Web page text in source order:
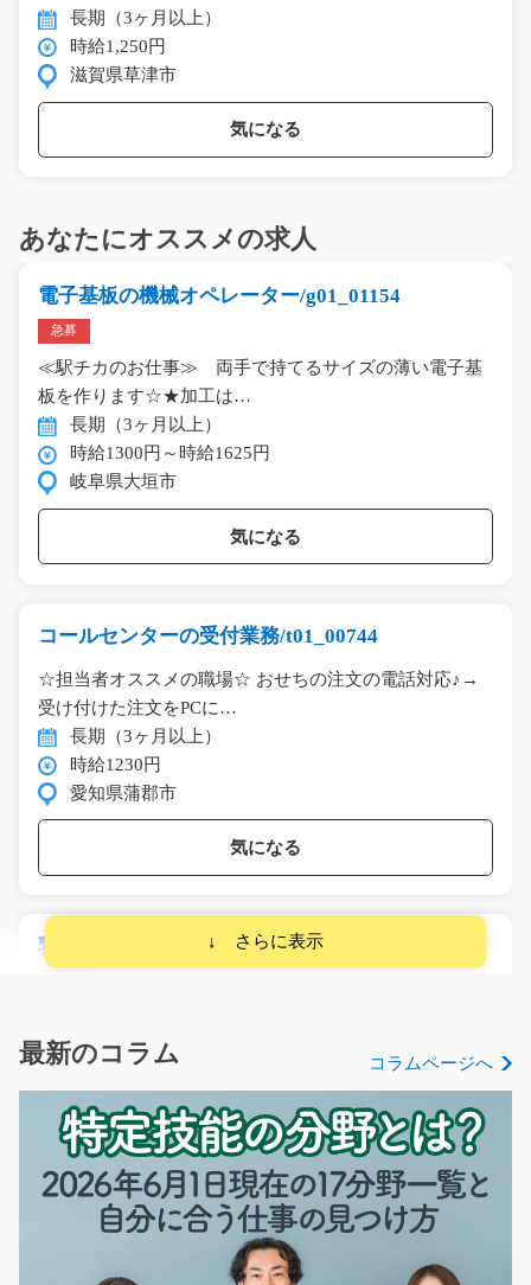
長期（3ヶ月以上）
時給1,250円
滋賀県草津市
気になる
あなたにオススメの求人
電子基板の機械オペレーター/g01_01154
急募
≪駅チカのお仕事≫ 両手で持てるサイズの薄い電子基
板を作ります☆★加工は…
長期（3ヶ月以上）
時給1300円～時給1625円
岐阜県大垣市
気になる
コールセンターの受付業務/t01_00744
☆担当者オススメの職場☆ おせちの注文の電話対応♪→
受け付けた注文をPCに…
長期（3ヶ月以上）
時給1230円
愛知県蒲郡市
気になる
乳製品のピッキング作業/g06_00648
です。 ＼未経験の…
時給1,250円
京都府向日市
気になる
最新のコラム コラムページへ